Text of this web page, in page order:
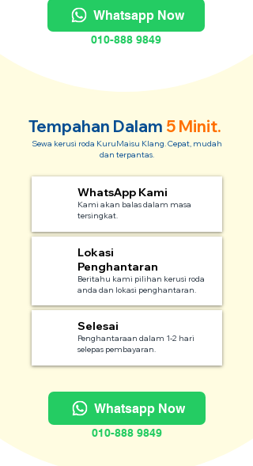
Whatsapp Now
010-888 9849
Tempahan Dalam 5 Minit.
Sewa kerusi roda KuruMaisu Klang. Cepat, mudah
dan terpantas.
WhatsApp Kami
Kami akan balas dalam masa
tersingkat.
Lokasi
Penghantaran
Beritahu kami pilihan kerusi roda
anda dan lokasi penghantaran.
Selesai
Penghantaraan dalam 1-2 hari
selepas pembayaran.
Whatsapp Now
010-888 9849